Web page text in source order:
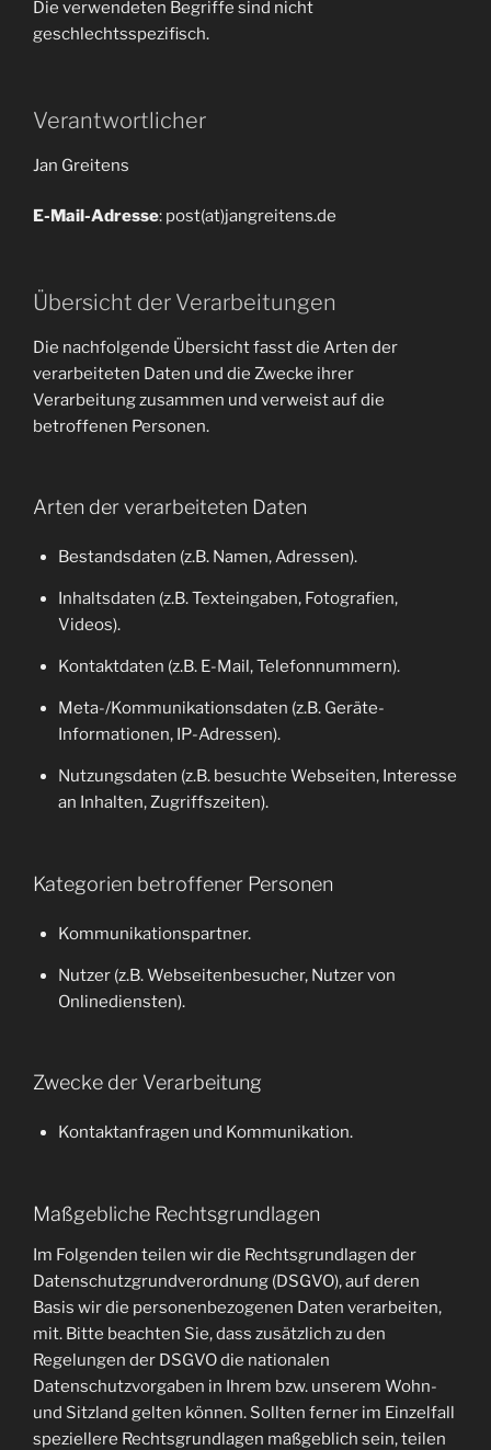
Die verwendeten Begriffe sind nicht
geschlechtsspezifisch.
Verantwortlicher
Jan Greitens
E-Mail-Adresse: post(at)jangreitens.de
Übersicht der Verarbeitungen
Die nachfolgende Übersicht fasst die Arten der
verarbeiteten Daten und die Zwecke ihrer
Verarbeitung zusammen und verweist auf die
betroffenen Personen.
Arten der verarbeiteten Daten
Bestandsdaten (z.B. Namen, Adressen).
Inhaltsdaten (z.B. Texteingaben, Fotografien,
Videos).
Kontaktdaten (z.B. E-Mail, Telefonnummern).
Meta-/Kommunikationsdaten (z.B. Geräte-
Informationen, IP-Adressen).
Nutzungsdaten (z.B. besuchte Webseiten, Interesse
an Inhalten, Zugriffszeiten).
Kategorien betroffener Personen
Kommunikationspartner.
Nutzer (z.B. Webseitenbesucher, Nutzer von
Onlinediensten).
Zwecke der Verarbeitung
Kontaktanfragen und Kommunikation.
Maßgebliche Rechtsgrundlagen
Im Folgenden teilen wir die Rechtsgrundlagen der
Datenschutzgrundverordnung (DSGVO), auf deren
Basis wir die personenbezogenen Daten verarbeiten,
mit. Bitte beachten Sie, dass zusätzlich zu den
Regelungen der DSGVO die nationalen
Datenschutzvorgaben in Ihrem bzw. unserem Wohn-
und Sitzland gelten können. Sollten ferner im Einzelfall
speziellere Rechtsgrundlagen maßgeblich sein, teilen